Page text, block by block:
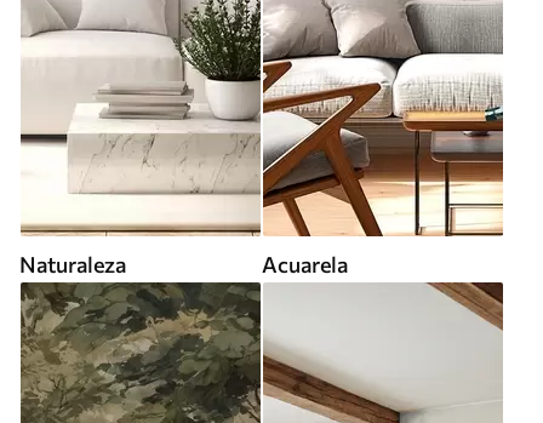
Naturaleza Acuarela